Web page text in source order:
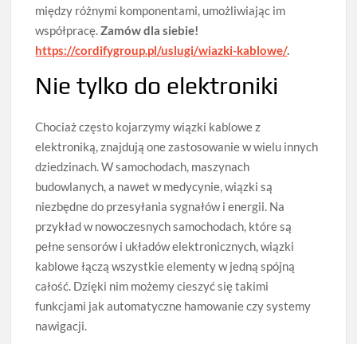
między różnymi komponentami, umożliwiając im
współpracę.Zamów dla siebie!
https://cordifygroup.pl/uslugi/wiazki-kablowe/.
Nie tylko do elektroniki
Chociaż często kojarzymy wiązki kablowe z
elektroniką, znajdują one zastosowanie w wielu innych
dziedzinach. W samochodach, maszynach
budowlanych, a nawet w medycynie, wiązki są
niezbędne do przesyłania sygnałów i energii. Na
przykład w nowoczesnych samochodach, które są
pełne sensorów i układów elektronicznych, wiązki
kablowe łączą wszystkie elementy w jedną spójną
całość. Dzięki nim możemy cieszyć się takimi
funkcjami jak automatyczne hamowanie czy systemy
nawigacji.